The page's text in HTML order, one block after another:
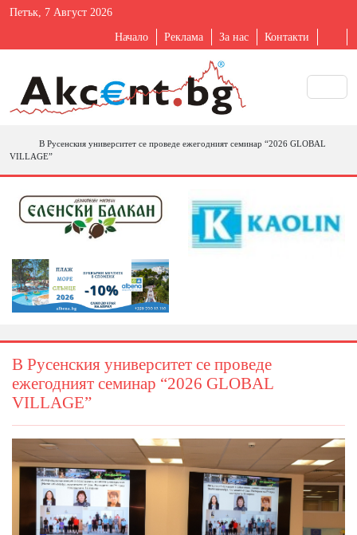
Петък, 7 Август 2026
Начало Реклама За нас Контакти
В Русенския университет се проведе ежегодният семинар “2026 GLOBAL
VILLAGE”
В Русенския университет се проведе
ежегодният семинар “2026 GLOBAL
VILLAGE”